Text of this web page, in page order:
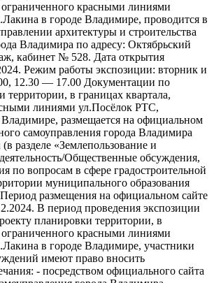
ограниченного красными линиями
в городе Владимире, проводится в
архитектуры и строительства
Владимира по адресу: Октябрьский
кабинет № 528. Дата открытия
Режим работы экспозиции: вторник и
12.30 — 17.00 Документации по
территории, в границах квартала,
линиями ул.Посёлок РТС,
размещается на официальном
самоуправления города Владимира
разделе «Землепользование и
Общественные обсуждения,
по вопросам в сфере градостроительной
муниципального образования
размещения на официальном сайте
В период проведения экспозиции
планировки территории, в
ограниченного красными линиями
в городе Владимире, участники
имеют право вносить
- посредством официального сайта